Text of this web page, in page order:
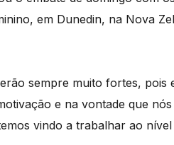
em Dunedin, na Nova
sempre muito fortes,
e na vontade que
vindo a trabalhar ao